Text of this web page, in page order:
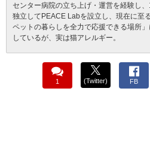
センター病院の立ち上げ・運営を経験し
独立してPEACE Labを設立し、現在に至
ペットの暮らしを全力で応援できる場所
しているが、実は猫アレルギー。
1 (Twitter) FB